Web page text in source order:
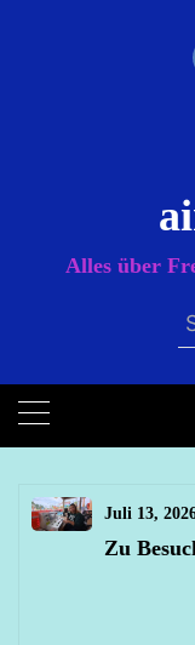
Alles über
Juli 13,
Zu